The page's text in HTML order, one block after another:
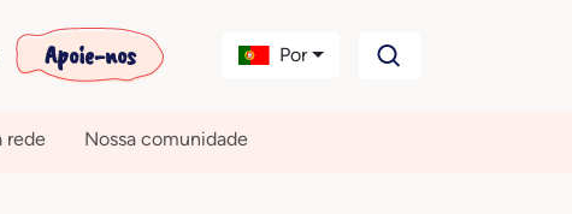
Apoie-nos Por
rede Nossa comunidade